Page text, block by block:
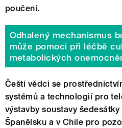
poučení.
Odhalený mechanismus
může pomoci při léčbě
metabolických
Čeští vědci se
systémů a technologií pro
výstavby soustavy
Španělsku a v Chile pro